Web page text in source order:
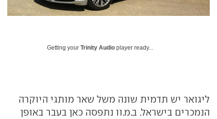
Getting your Trinity Audio player ready...
ליגואר יש תדמית שונה משל שאר מותגי היוקרה
הנמכרים בישראל. ב.מ.וו נתפסה כאן בעבר באופן